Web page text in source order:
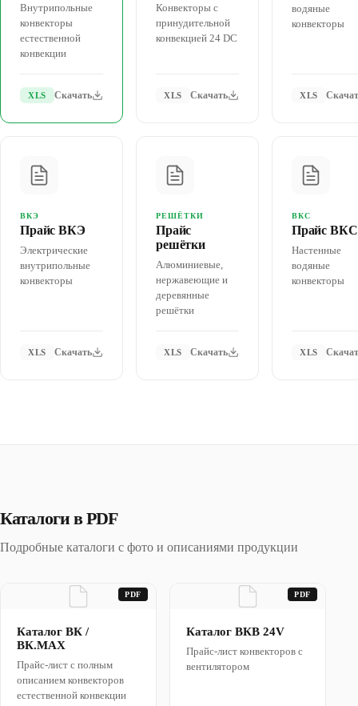
Внутрипольные
конвекторы
естественной
конвекции
XLS Скачать
Конвекторы с
принудительной
конвекцией 24 DC
XLS Скачать
водяные
конвекторы
XLS
ВКЭ
Прайс ВКЭ
Электрические
внутрипольные
конвекторы
XLS Скачать
РЕШЁТКИ
Прайс
решётки
Алюминиевые,
нержавеющие и
деревянные
решётки
XLS Скачать
ВКС
Прайс ВКС
Настенные
водяные
конвекторы
XLS
Каталоги в PDF
Подробные каталоги с фото и описаниями продукции
PDF
Каталог ВК /
ВК.MAX
Прайс-лист с полным
описанием конвекторов
естественной конвекции
PDF
Каталог ВКВ 24V
Прайс-лист конвекторов с
вентилятором